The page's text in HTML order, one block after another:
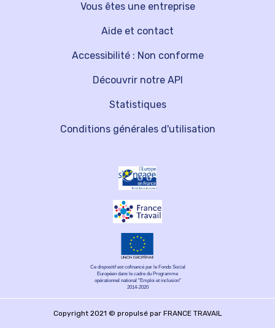
Vous êtes une entreprise
Découvrir notre API
Aide et contact
Statistiques
Accessibilité : Non conforme
Conditions générales d'utilisation
Ce dispositif est cofinancé par le Fonds Social
Européen dans le cadre du Programme
opérationnel national "Emploi et inclusion"
2014-2020
Copyright 2021 © propulsé par FRANCE TRAVAIL